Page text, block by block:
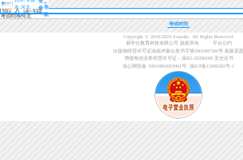
本 河北
登
录导
航
考试时间 河北
考试时间
Copyright © 2018-2024 Exueshi. All Rights Reserved.
易学仕教育科技有限公司 版权所有
平台公约
出版物经营许可证渝南岸新出发书字第5001087306号
刷新页面
增值电信业务经营许可证：渝B2-20200188 安全证书
渝公网安备 50010802003061号
渝ICP备15008282号-1